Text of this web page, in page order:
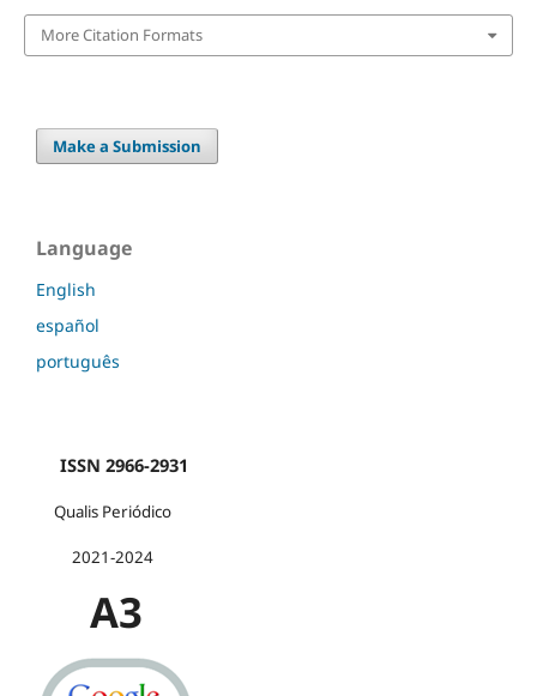
More Citation Formats
Make a Submission
Language
English
español
português
ISSN 2966-2931
Qualis Periódico
2021-2024
A3